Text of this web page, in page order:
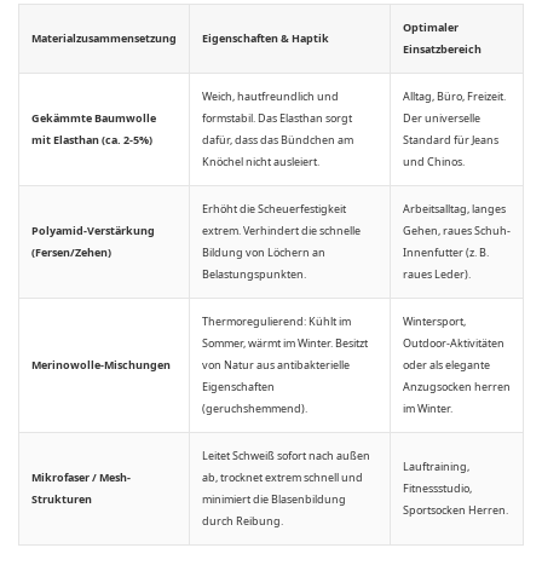
Materialzusammensetzung Eigenschaften & Haptik
Optimaler
Einsatzbereich
Gekämmte Baumwolle
mit Elasthan (ca. 2-5%)
Weich, hautfreundlich und
formstabil. Das Elasthan sorgt
dafür, dass das Bündchen am
Knöchel nicht ausleiert.
Alltag, Büro, Freizeit.
Der universelle
Standard für Jeans
und Chinos.
Polyamid-Verstärkung
(Fersen/Zehen)
Erhöht die Scheuerfestigkeit
extrem. Verhindert die schnelle
Bildung von Löchern an
Belastungspunkten.
Arbeitsalltag, langes
Gehen, raues Schuh-
Innenfutter (z. B.
raues Leder).
Merinowolle-Mischungen
Thermoregulierend: Kühlt im
Sommer, wärmt im Winter. Besitzt
von Natur aus antibakterielle
Eigenschaften
(geruchshemmend).
Wintersport,
Outdoor-Aktivitäten
oder als elegante
Anzugsocken herren
im Winter.
Mikrofaser / Mesh-
Strukturen
Leitet Schweiß sofort nach außen
ab, trocknet extrem schnell und
minimiert die Blasenbildung
durch Reibung.
Lauftraining,
Fitnessstudio,
Sportsocken Herren.